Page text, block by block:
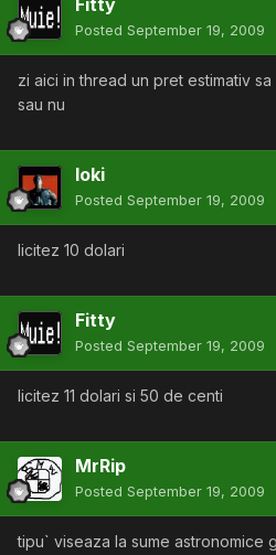
Fitty
Posted September 19, 2009
zi aici in thread un pret estimativ
sau nu
loki
Posted September 19, 2009
licitez 10 dolari
Fitty
Posted September 19, 2009
licitez 11 dolari si 50 de centi
MrRip
Posted September 19, 2009
tipu` viseaza la sume astronomice